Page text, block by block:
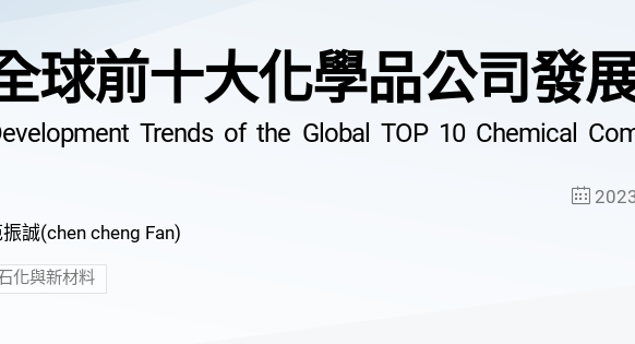
球前十大化學品公司發
Trends of the Global TOP 10 Chemical
振誠(chen cheng Fan)
化與新材料